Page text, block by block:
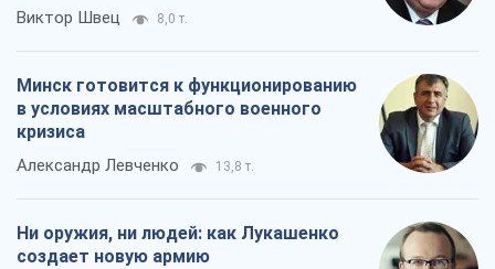
Виктор Швец 8,0 т.
Минск готовится к функционированию
в условиях масштабного военного
кризиса
Александр Левченко 13,8 т.
Ни оружия, ни людей: как Лукашенко
создает новую армию